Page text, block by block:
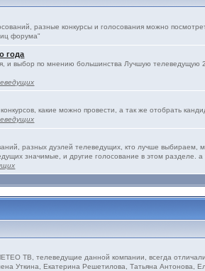
разные конкурсы и голосования можно
форума"
года
и выбор по мнению большинства Лучшую телеведущую
какие можно провести, а так же отобрать
разных дуэлей телеведущих, кто лучше
значимые, и другие голосование в этом разделе. а
ТВ, телеведущие данной компании, всегда
Уткина, Екатерина Решетилова, Татьяна Антонова,